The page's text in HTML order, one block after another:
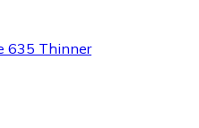
635 Thinner